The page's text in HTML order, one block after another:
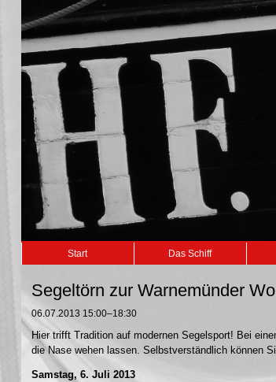
Navigation
überspringen
Start Das Schiff
Segeltörn zur Warnemünder
06.07.2013 15:00–18:30
Hier trifft Tradition auf modernen Segelsport! Bei
die Nase wehen lassen. Selbstverständlich können
Samstag, 6. Juli 2013